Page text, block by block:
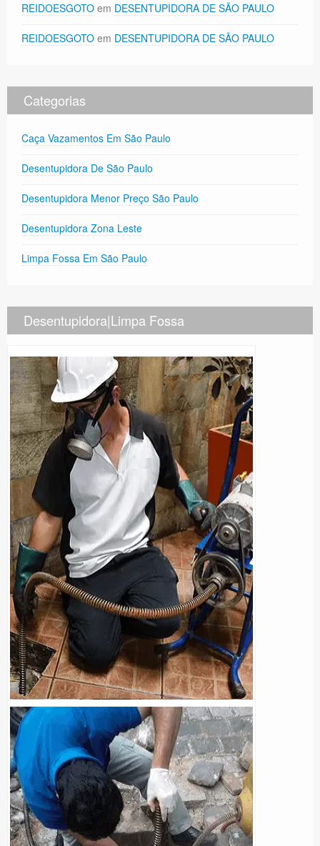
REIDOESGOTO em DESENTUPIDORA DE SÃO PAULO
REIDOESGOTO em DESENTUPIDORA DE SÃO PAULO
Categorias
Caça Vazamentos Em São Paulo
Desentupidora De São Paulo
Desentupidora Menor Preço São Paulo
Desentupidora Zona Leste
Limpa Fossa Em São Paulo
Desentupidora|Limpa Fossa